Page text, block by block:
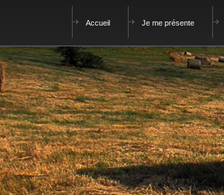
Accueil Je me présente